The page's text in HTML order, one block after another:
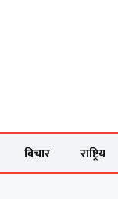
विचार राष्ट्रिय